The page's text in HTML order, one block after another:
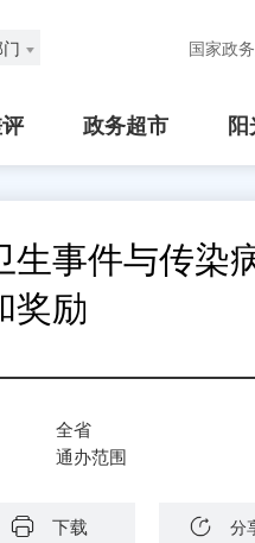
国家政
政务超市
事件与传染
奖励
全省
通办范围
下载 分